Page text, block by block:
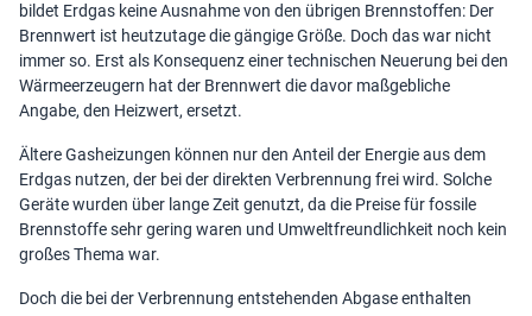
bildet Erdgas keine Ausnahme von den übrigen Brennstoffen: Der
Brennwert ist heutzutage die gängige Größe. Doch das war nicht
immer so. Erst als Konsequenz einer technischen Neuerung bei den
Wärmeerzeugern hat der Brennwert die davor maßgebliche
Angabe, den Heizwert, ersetzt.
Ältere Gasheizungen können nur den Anteil der Energie aus dem
Erdgas nutzen, der bei der direkten Verbrennung frei wird. Solche
Geräte wurden über lange Zeit genutzt, da die Preise für fossile
Brennstoffe sehr gering waren und Umweltfreundlichkeit noch kein
großes Thema war.
Doch die bei der Verbrennung entstehenden Abgase enthalten